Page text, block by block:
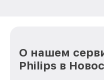
О нашем
Philips в